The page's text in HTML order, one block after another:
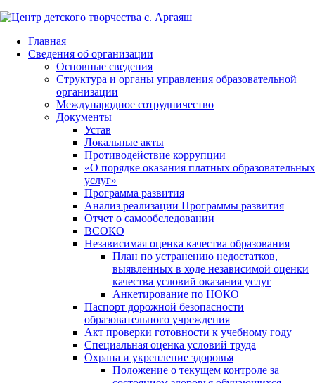
Главная
Сведения об организации
Основные сведения
Структура и органы управления образовательной
организации
Международное сотрудничество
Документы
Устав
Локальные акты
Противодействие коррупции
«О порядке оказания платных образовательных
услуг»
Программа развития
Анализ реализации Программы развития
Отчет о самообследовании
ВСОКО
Независимая оценка качества образования
План по устранению недостатков,
выявленных в ходе независимой оценки
качества условий оказания услуг
Анкетирование по НОКО
Паспорт дорожной безопасности
образовательного учреждения
Акт проверки готовности к учебному году
Специальная оценка условий труда
Охрана и укрепление здоровья
Положение о текущем контроле за